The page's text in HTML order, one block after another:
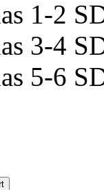
1-2
3-4
5-6